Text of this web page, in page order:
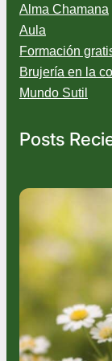
m
l
o
Alma Chamana
Aula
Formación
Brujería en la
Mundo Sutil
Posts